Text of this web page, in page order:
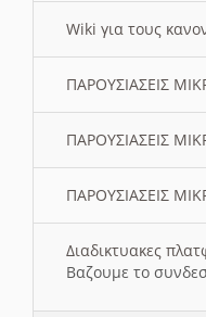
Wiki για τους
ΠΑΡΟΥΣΙΑΣΕΙΣ
ΠΑΡΟΥΣΙΑΣΕΙΣ
ΠΑΡΟΥΣΙΑΣΕΙΣ
Διαδικτυακες
Βαζουμε το